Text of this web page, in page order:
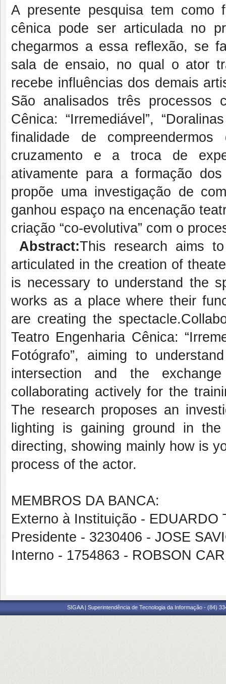
A presente pesquisa tem como
cênica pode ser articulada no
chegarmos a essa reflexão, se
sala de ensaio, no qual o ator
recebe influências dos demais
São analisados três processos
Cênica: “Irremediável”,
finalidade de
cruzamento e a troca de
ativamente para a formação
propõe uma investigação de
ganhou espaço na encenação
criação “co-evolutiva” com o
Abstract:This research aims
articulated in the creation of
is necessary to understand the
works as a place where their
are creating the
Teatro Engenharia Cênica:
Fotógrafo”, aiming to
intersection and the
collaborating actively for the
The research proposes an
lighting is gaining ground in
directing, showing mainly how is
process of the actor.
MEMBROS DA BANCA:
Externo à Instituição - EDUARDO
Presidente - 3230406 - JOSE
Interno - 1754863 - ROBSON
SIGAA | Superintendência de Tecnologia da Informação - (84)